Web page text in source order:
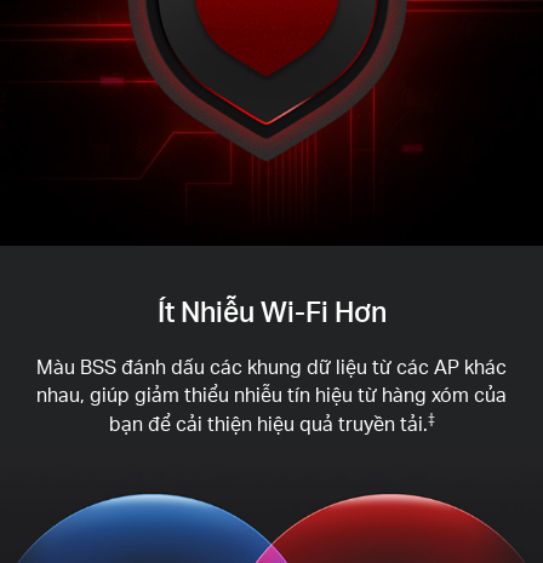
Ít Nhiễu Wi-Fi Hơn
Màu BSS đánh dấu các khung dữ liệu từ các AP khác
nhau, giúp giảm thiểu nhiễu tín hiệu từ hàng xóm của
bạn để cải thiện hiệu quả truyền tải.‡